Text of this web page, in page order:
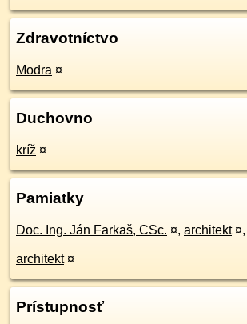
Zdravotníctvo
Modra ¤
Duchovno
kríž ¤
Pamiatky
Doc. Ing. Ján Farkaš, CSc. ¤, architekt ¤,
architekt ¤
Prístupnosť